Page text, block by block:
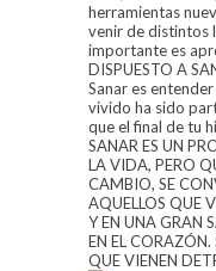
herramientas
venir de distintos
importante es
DISPUESTO A
Sanar es
vivido ha sido
que el final de tu
SANAR ES UN
LA VIDA, PERO
CAMBIO, SE
AQUELLOS QUE
Y EN UNA GRAN
EN EL
QUE VIENEN